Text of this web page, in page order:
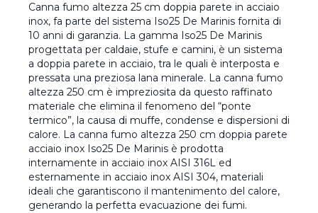
Canna fumo altezza 25 cm doppia parete in acciaio
inox, fa parte del sistema Iso25 De Marinis fornita di
10 anni di garanzia. La gamma Iso25 De Marinis
progettata per caldaie, stufe e camini, è un sistema
a doppia parete in acciaio, tra le quali è interposta e
pressata una preziosa lana minerale. La canna fumo
altezza 250 cm è impreziosita da questo raffinato
materiale che elimina il fenomeno del “ponte
termico”, la causa di muffe, condense e dispersioni di
calore. La canna fumo altezza 250 cm doppia parete
acciaio inox Iso25 De Marinis è prodotta
internamente in acciaio inox AISI 316L ed
esternamente in acciaio inox AISI 304, materiali
ideali che garantiscono il mantenimento del calore,
generando la perfetta evacuazione dei fumi.